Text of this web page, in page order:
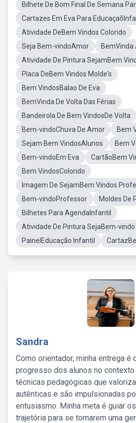
Bilhete De Bom Final De Semana
Cartazes Em Eva Para
Atividade DeBem Vindos Colorido
Seja Bem-vindoAmor
BemVinda
Atividade De Pintura SejamBem
Placa DeBem Vindos Molde's
Bem VindosBalao De Eva
BemVinda De Volta Das Férias
Bandeirola De Bem VindosDe Volta
Bem-vindoChuva De Amor
Bem
Sejam Bem VindosAlunos
Bem
Bem-vindoEm Eva
CartãoBem
Bem VindosColorido
Imagem De SejamBem Vindos
Bem-vindoProfessor
Moldes De
Bilhetes Para AgendaInfantil
Atividade De Pintura SejaBem-vindo
PainelEducação Infantil
Sandra
Como orientador, minha entrega é
progresso dos alunos no contexto
técnicas pedagógicas que
autênticas e são impulsionadas
entusiasmo. Minha meta é guiar
trajetória para se tornarem uma